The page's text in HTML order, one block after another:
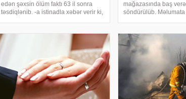
edən şəxsin ölüm faktı 63 il sonra
təsdiqlənib. -a istinadla xəbər verir ki,
qərar qəbul edib. Belə ki, ərizəçi
mağazasında baş
söndürülüb. Məlumata
materialları mağazası
verir ki, hadisə rayonu